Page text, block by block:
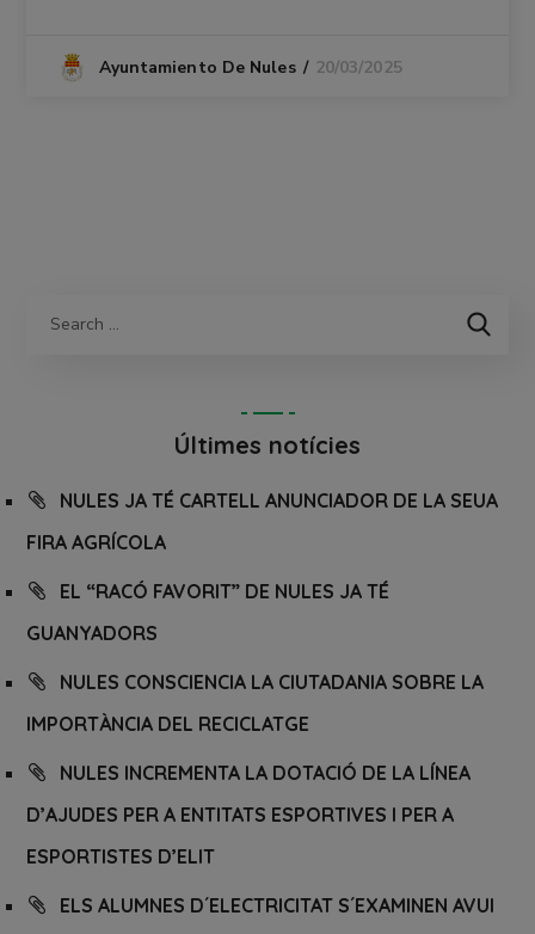
Ayuntamiento De Nules 20/03/2025
Últimes notícies
NULES JA TÉ CARTELL ANUNCIADOR DE LA SEUA
FIRA AGRÍCOLA
EL “RACÓ FAVORIT” DE NULES JA TÉ
GUANYADORS
NULES CONSCIENCIA LA CIUTADANIA SOBRE LA
IMPORTÀNCIA DEL RECICLATGE
NULES INCREMENTA LA DOTACIÓ DE LA LÍNEA
D’AJUDES PER A ENTITATS ESPORTIVES I PER A
ESPORTISTES D’ELIT
ELS ALUMNES D´ELECTRICITAT S´EXAMINEN AVUI